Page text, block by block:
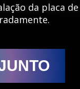
da placa de